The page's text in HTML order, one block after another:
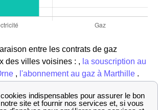
entre les contrats de gaz
des villes voisines : , la souscription au
, l'abonnement au gaz à Marthille .